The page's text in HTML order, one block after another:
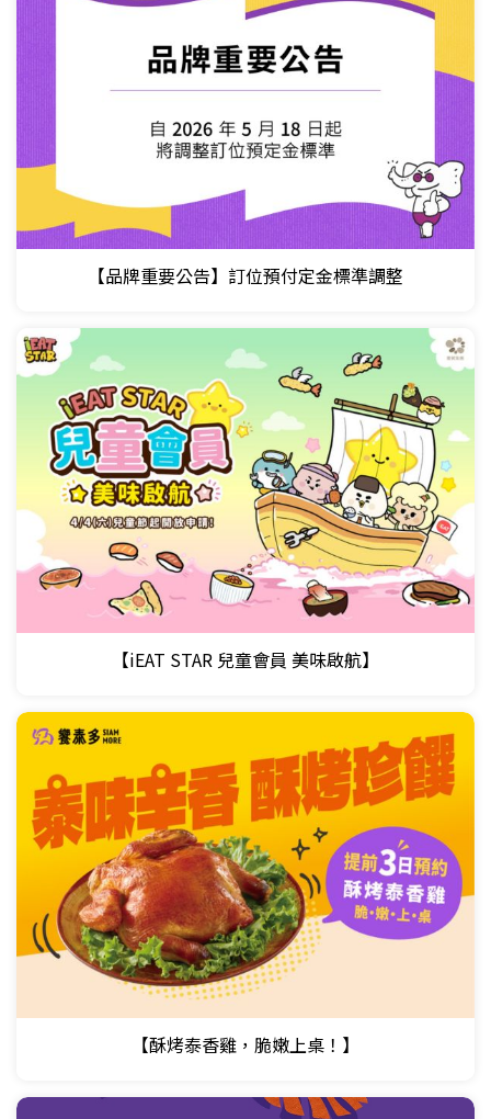
【品牌重要公告】訂位預付定金標準調整
【iEAT STAR 兒童會員 美味啟航】
【酥烤泰香雞，脆嫩上桌！】